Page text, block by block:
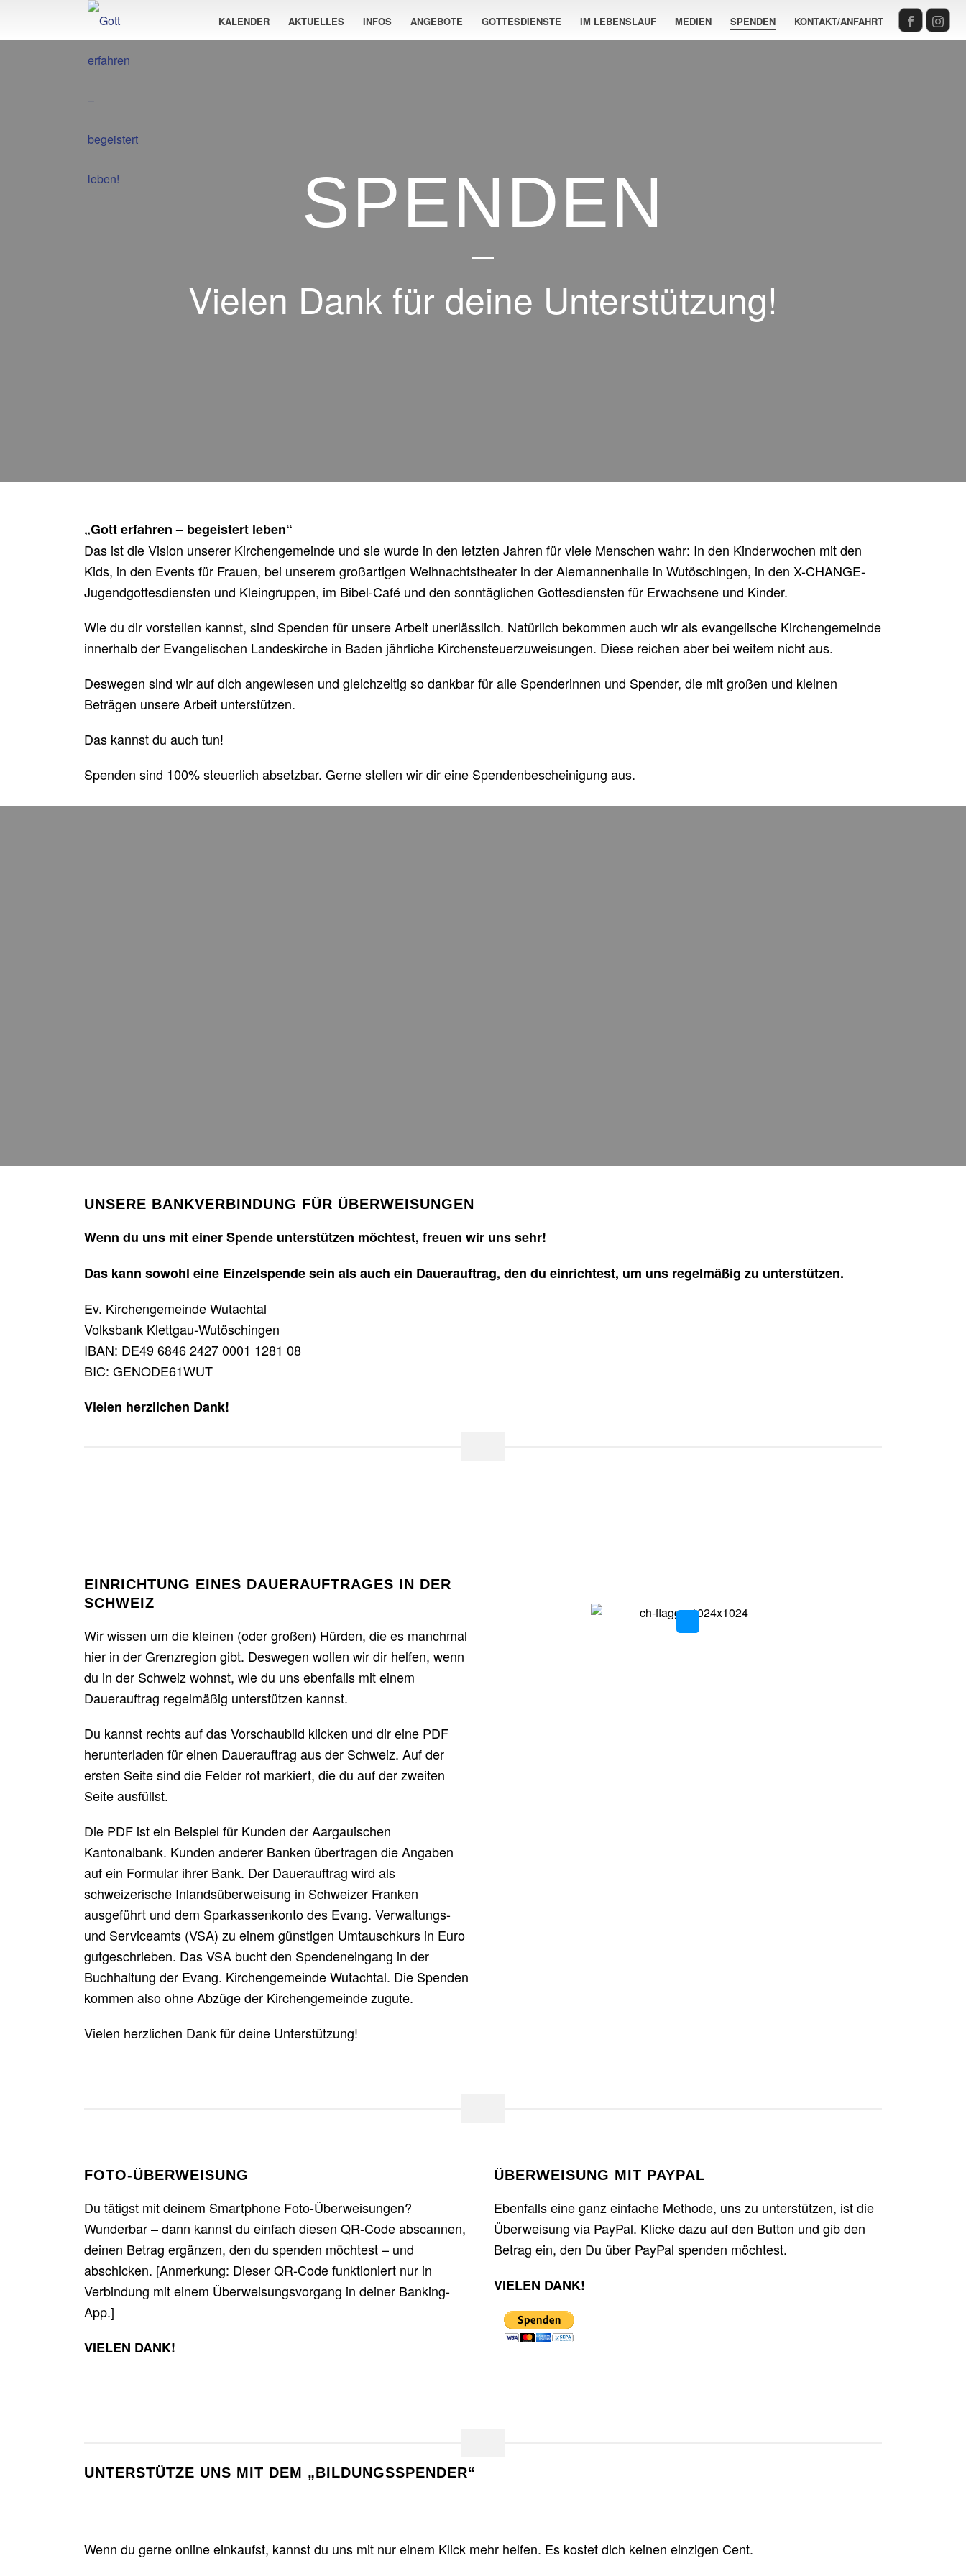
KALENDER AKTUELLES INFOS ANGEBOTE GOTTESDIENSTE IM LEBENSLAUF MEDIEN SPENDEN KONTAKT/ANFAHRT
SPENDEN
Vielen Dank für deine Unterstützung!
„Gott erfahren – begeistert leben“
Das ist die Vision unserer Kirchengemeinde und sie wurde in den letzten Jahren für viele Menschen wahr: In den Kinderwochen mit den
Kids, in den Events für Frauen, bei unserem großartigen Weihnachtstheater in der Alemannenhalle in Wutöschingen, in den X-CHANGE-
Jugendgottesdiensten und Kleingruppen, im Bibel-Café und den sonntäglichen Gottesdiensten für Erwachsene und Kinder.
Wie du dir vorstellen kannst, sind Spenden für unsere Arbeit unerlässlich. Natürlich bekommen auch wir als evangelische Kirchengemeinde
innerhalb der Evangelischen Landeskirche in Baden jährliche Kirchensteuerzuweisungen. Diese reichen aber bei weitem nicht aus.
Deswegen sind wir auf dich angewiesen und gleichzeitig so dankbar für alle Spenderinnen und Spender, die mit großen und kleinen
Beträgen unsere Arbeit unterstützen.
Das kannst du auch tun!
Spenden sind 100% steuerlich absetzbar. Gerne stellen wir dir eine Spendenbescheinigung aus.
UNSERE BANKVERBINDUNG FÜR ÜBERWEISUNGEN
Wenn du uns mit einer Spende unterstützen möchtest, freuen wir uns sehr!
Das kann sowohl eine Einzelspende sein als auch ein Dauerauftrag, den du einrichtest, um uns regelmäßig zu unterstützen.
Ev. Kirchengemeinde Wutachtal
Volksbank Klettgau-Wutöschingen
IBAN: DE49 6846 2427 0001 1281 08
BIC: GENODE61WUT
Vielen herzlichen Dank!
EINRICHTUNG EINES DAUERAUFTRAGES IN DER
SCHWEIZ
Wir wissen um die kleinen (oder großen) Hürden, die es manchmal
hier in der Grenzregion gibt. Deswegen wollen wir dir helfen, wenn
du in der Schweiz wohnst, wie du uns ebenfalls mit einem
Dauerauftrag regelmäßig unterstützen kannst.
Du kannst rechts auf das Vorschaubild klicken und dir eine PDF
herunterladen für einen Dauerauftrag aus der Schweiz. Auf der
ersten Seite sind die Felder rot markiert, die du auf der zweiten
Seite ausfüllst.
Die PDF ist ein Beispiel für Kunden der Aargauischen
Kantonalbank. Kunden anderer Banken übertragen die Angaben
auf ein Formular ihrer Bank. Der Dauerauftrag wird als
schweizerische Inlandsüberweisung in Schweizer Franken
ausgeführt und dem Sparkassenkonto des Evang. Verwaltungs-
und Serviceamts (VSA) zu einem günstigen Umtauschkurs in Euro
gutgeschrieben. Das VSA bucht den Spendeneingang in der
Buchhaltung der Evang. Kirchengemeinde Wutachtal. Die Spenden
kommen also ohne Abzüge der Kirchengemeinde zugute.
Vielen herzlichen Dank für deine Unterstützung!
FOTO-ÜBERWEISUNG
Du tätigst mit deinem Smartphone Foto-Überweisungen?
Wunderbar – dann kannst du einfach diesen QR-Code abscannen,
deinen Betrag ergänzen, den du spenden möchtest – und
abschicken. [Anmerkung: Dieser QR-Code funktioniert nur in
Verbindung mit einem Überweisungsvorgang in deiner Banking-
App.]
VIELEN DANK!
ÜBERWEISUNG MIT PAYPAL
Ebenfalls eine ganz einfache Methode, uns zu unterstützen, ist die
Überweisung via PayPal. Klicke dazu auf den Button und gib den
Betrag ein, den Du über PayPal spenden möchtest.
VIELEN DANK!
UNTERSTÜTZE UNS MIT DEM „BILDUNGSSPENDER“
Wenn du gerne online einkaufst, kannst du uns mit nur einem Klick mehr helfen. Es kostet dich keinen einzigen Cent.